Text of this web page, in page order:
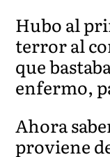
Hubo al
terror al
que
enfermo,
Ahora
proviene